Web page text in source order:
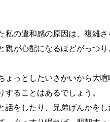
私の違和感の原因は、複雑
親が心配になるほどがっつ
ょっとしたいさかいから大
することはあるでしょう。
話をしたり、兄弟げんかを